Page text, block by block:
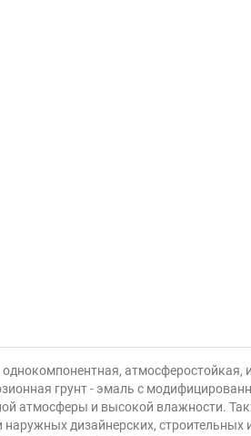
грунт - эмаль с
атмосферы и высокой влажности.
наружных дизайнерских,